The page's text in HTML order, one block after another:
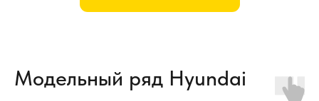
Модельный ряд Hyundai